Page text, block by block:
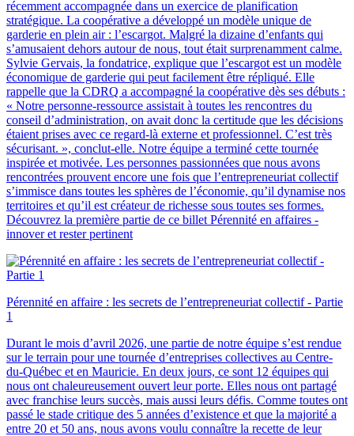
récemment accompagnée dans un exercice de planification
stratégique. La coopérative a développé un modèle unique de
garderie en plein air : l’escargot. Malgré la dizaine d’enfants qui
s’amusaient dehors autour de nous, tout était surprenamment calme.
Sylvie Gervais, la fondatrice, explique que l’escargot est un modèle
économique de garderie qui peut facilement être répliqué. Elle
rappelle que la CDRQ a accompagné la coopérative dès ses débuts :
« Notre personne-ressource assistait à toutes les rencontres du
conseil d’administration, on avait donc la certitude que les décisions
étaient prises avec ce regard-là externe et professionnel. C’est très
sécurisant. », conclut-elle. Notre équipe a terminé cette tournée
inspirée et motivée. Les personnes passionnées que nous avons
rencontrées prouvent encore une fois que l’entrepreneuriat collectif
s’immisce dans toutes les sphères de l’économie, qu’il dynamise nos
territoires et qu’il est créateur de richesse sous toutes ses formes.
Découvrez la première partie de ce billet Pérennité en affaires -
innover et rester pertinent
Pérennité en affaire : les secrets de l’entrepreneuriat collectif - Partie
1
Durant le mois d’avril 2026, une partie de notre équipe s’est rendue
sur le terrain pour une tournée d’entreprises collectives au Centre-
du-Québec et en Mauricie. En deux jours, ce sont 12 équipes qui
nous ont chaleureusement ouvert leur porte. Elles nous ont partagé
avec franchise leurs succès, mais aussi leurs défis. Comme toutes ont
passé le stade critique des 5 années d’existence et que la majorité a
entre 20 et 50 ans, nous avons voulu connaître la recette de leur